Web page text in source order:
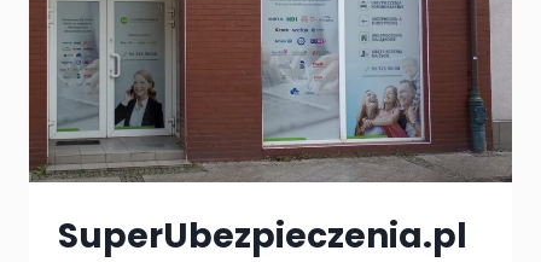
SuperUbezpieczenia.pl